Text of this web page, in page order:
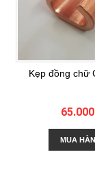
Kẹp đồng chữ
MUA